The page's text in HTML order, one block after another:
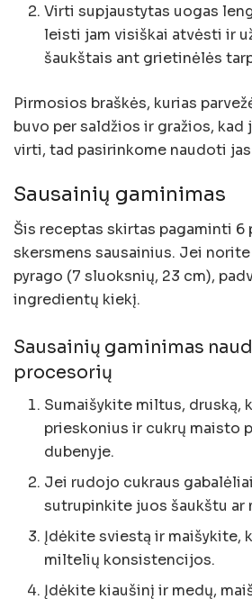
Virti supjaustytas uogas
leisti jam visiškai atvėsti ir
šaukštais ant grietinėlės
Pirmosios braškės, kurias
buvo per saldžios ir gražios, kad
virti, tad pasirinkome naudoti
Sausainių gaminimas
Šis receptas skirtas pagaminti 6
skersmens sausainius. Jei
pyrago (7 sluoksnių, 23 cm),
ingredientų kiekį.
Sausainių gaminimas
procesorių
Sumaišykite miltus, druską,
prieskonius ir cukrų maisto
dubenyje.
Jei rudojo cukraus
sutrupinkite juos šaukštu ar
Įdėkite sviestą ir maišykite,
miltelių konsistencijos.
Įdėkite kiaušinį ir medų,